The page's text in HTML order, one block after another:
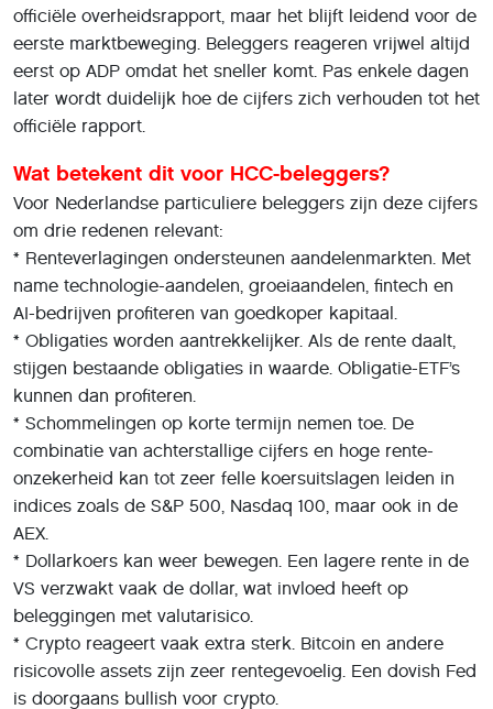
officiële overheidsrapport, maar het blijft leidend voor de
eerste marktbeweging. Beleggers reageren vrijwel altijd
eerst op ADP omdat het sneller komt. Pas enkele dagen
later wordt duidelijk hoe de cijfers zich verhouden tot het
officiële rapport.
Wat betekent dit voor HCC-beleggers?
Voor Nederlandse particuliere beleggers zijn deze cijfers
om drie redenen relevant:
* Renteverlagingen ondersteunen aandelenmarkten. Met
name technologie-aandelen, groeiaandelen, fintech en
AI-bedrijven profiteren van goedkoper kapitaal.
* Obligaties worden aantrekkelijker. Als de rente daalt,
stijgen bestaande obligaties in waarde. Obligatie-ETF’s
kunnen dan profiteren.
* Schommelingen op korte termijn nemen toe. De
combinatie van achterstallige cijfers en hoge rente-
onzekerheid kan tot zeer felle koersuitslagen leiden in
indices zoals de S&P 500, Nasdaq 100, maar ook in de
AEX.
* Dollarkoers kan weer bewegen. Een lagere rente in de
VS verzwakt vaak de dollar, wat invloed heeft op
beleggingen met valutarisico.
* Crypto reageert vaak extra sterk. Bitcoin en andere
risicovolle assets zijn zeer rentegevoelig. Een dovish Fed
is doorgaans bullish voor crypto.